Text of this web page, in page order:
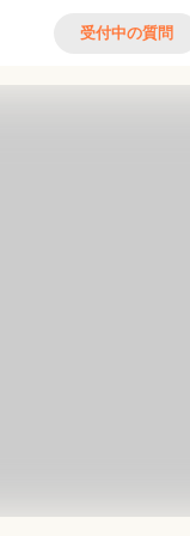
受付中の質問